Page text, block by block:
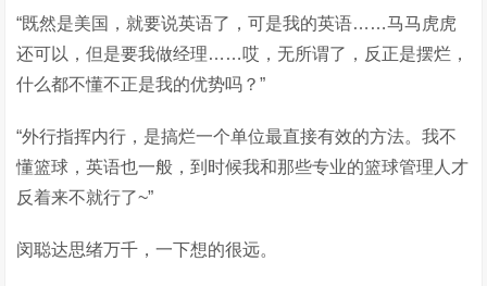
“既然是美国，就要说英语了，可是我的英语……马马虎虎
还可以，但是要我做经理……哎，无所谓了，反正是摆烂，
什么都不懂不正是我的优势吗？”
“外行指挥内行，是搞烂一个单位最直接有效的方法。我不
懂篮球，英语也一般，到时候我和那些专业的篮球管理人才
反着来不就行了~”
闵聪达思绪万千，一下想的很远。